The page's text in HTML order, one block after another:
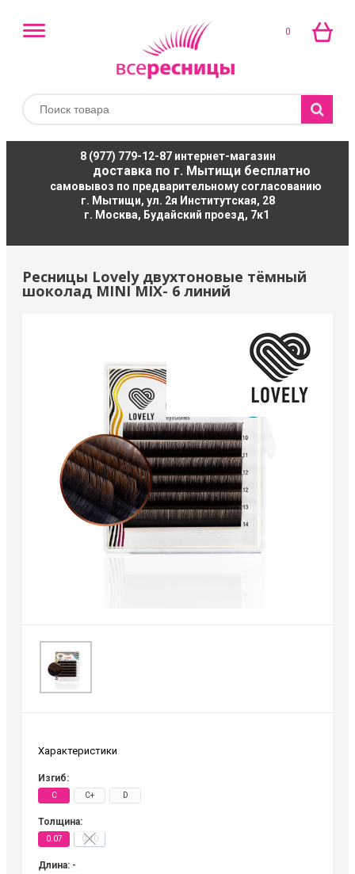
0
8 (977) 779-12-87интернет-магазин
доставка по г. Мытищи бесплатно
самовывоз по предварительному согласованию
г. Мытищи, ул. 2я Институтская, 28
г. Москва, Будайский проезд, 7к1
Ресницы Lovely двухтоновые тёмный
шоколад MINI MIX- 6 линий
Характеристики
Изгиб:
C C+ D
Толщина:
0.07 0.10
Длина: -